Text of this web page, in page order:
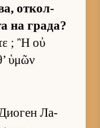
от­кол­
на гра­да?
; Ἢ οὐ
ὑμῶν
Ла­